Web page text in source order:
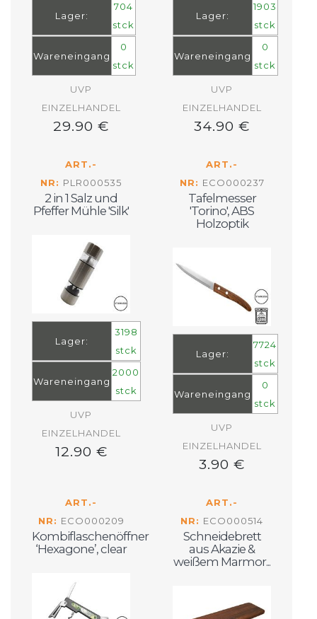
Lager:
704
stck
Wareneingang
0
stck
UVP
EINZELHANDEL
29.90 €
Lager:
1903
stck
Wareneingang
0
stck
UVP
EINZELHANDEL
34.90 €
ART.-
NR: PLR000535
2 in 1 Salz und
Pfeffer Mühle 'Silk'
Lager:
3198
stck
Wareneingang
2000
stck
UVP
EINZELHANDEL
12.90 €
ART.-
NR: ECO000237
Tafelmesser
'Torino', ABS
Holzoptik
Lager:
7724
stck
Wareneingang
0
stck
UVP
EINZELHANDEL
3.90 €
ART.-
NR: ECO000209
Kombiflaschenöffner
‘Hexagone’, clear
ART.-
NR: ECO000514
Schneidebrett
aus Akazie &
weißem Marmor...